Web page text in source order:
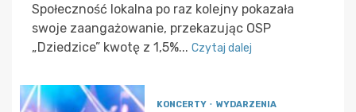
Społeczność lokalna po raz kolejny pokazała
swoje zaangażowanie, przekazując OSP
„Dziedzice” kwotę z 1,5%... Czytaj dalej
KONCERTY WYDARZENIA